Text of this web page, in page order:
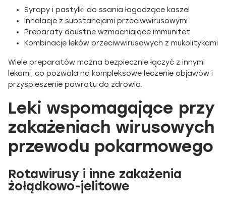
Syropy i pastylki do ssania łagodzące kaszel
Inhalacje z substancjami przeciwwirusowymi
Preparaty doustne wzmacniające immunitet
Kombinacje leków przeciwwirusowych z mukolitykami
Wiele preparatów można bezpiecznie łączyć z innymi
lekami, co pozwala na kompleksowe leczenie objawów i
przyspieszenie powrotu do zdrowia.
Leki wspomagające przy
zakażeniach wirusowych
przewodu pokarmowego
Rotawirusy i inne zakażenia
żołądkowo-jelitowe